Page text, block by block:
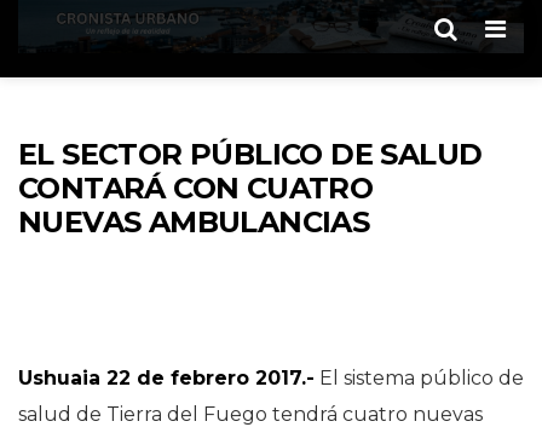
EL SECTOR PÚBLICO DE SALUD
CONTARÁ CON CUATRO
NUEVAS AMBULANCIAS
Ushuaia 22 de febrero 2017.- El sistema público de
salud de Tierra del Fuego tendrá cuatro nuevas